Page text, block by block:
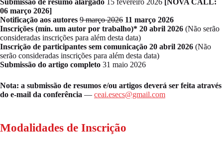
06 março 2026]
Notificação aos autores 9 março 2026 11 março 2026
Inscrições (mín. um autor por trabalho)* 20 abril 2026 (Não serão
consideradas inscrições para além desta data)
Inscrição de participantes sem comunicação 20 abril 2026 (Não
serão consideradas inscrições para além desta data)
Submissão do artigo completo 31 maio 2026
Nota: a submissão de resumos e/ou artigos deverá ser feita através
do e-mail da conferência — ceai.esecs@gmail.com
Modalidades de Inscrição